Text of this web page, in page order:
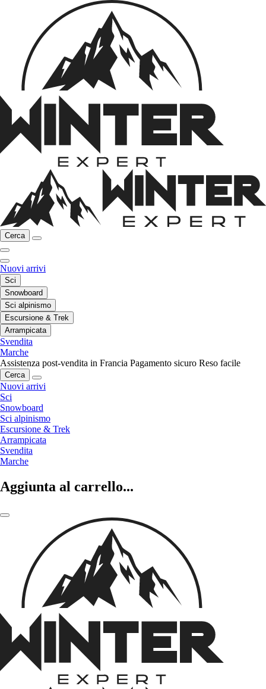
Cerca
Nuovi arrivi
Sci
Snowboard
Sci alpinismo
Escursione & Trek
Arrampicata
Svendita
Marche
Assistenza post-vendita in Francia Pagamento sicuro Reso facile
Cerca
Nuovi arrivi
Sci
Snowboard
Sci alpinismo
Escursione & Trek
Arrampicata
Svendita
Marche
Aggiunta al carrello...